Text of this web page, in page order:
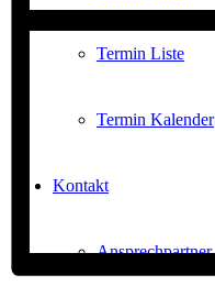
Termin Liste
Termin Kalender
Kontakt
Ansprechpartner